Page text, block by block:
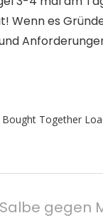
Wenn es
Together
gegen